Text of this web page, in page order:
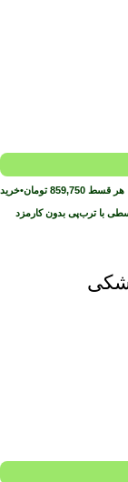
هر قسط 859,750 تومان•خرید
با ترب‌پی بدون کارمزد